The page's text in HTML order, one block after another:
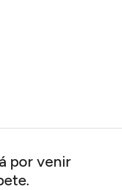
por venir